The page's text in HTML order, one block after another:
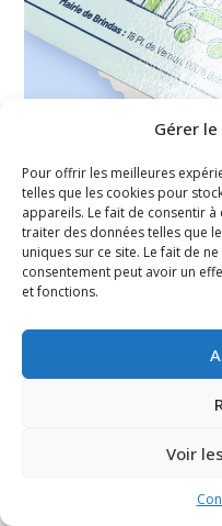
Gérer
Pour offrir les meilleures
telles que les cookies pour
appareils. Le fait de consentir
traiter des données telles que
uniques sur ce site. Le fait de
consentement peut avoir un
et fonctions.
Voir
FAQ